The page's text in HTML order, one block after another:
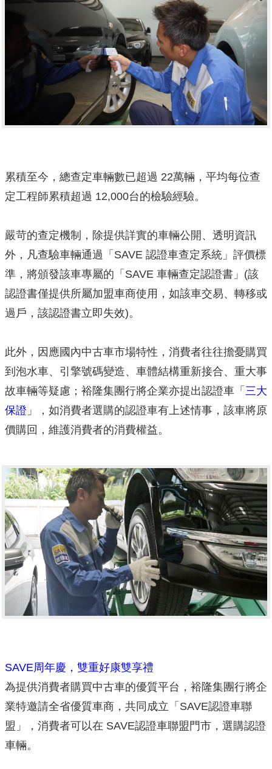
累積至今，總查定車輛數已超過 22萬輛，平均每位查
定工程師累積超過 12,000台的檢驗經驗。
嚴苛的查定機制，除提供詳實的車輛公開、透明資訊
外，凡查驗車輛通過「SAVE 認證車查定系統」評價標
準，將頒發該車專屬的「SAVE 車輛查定認證書」(該
認證書僅提供所屬加盟車商使用，如該車交易、轉移或
過戶，該認證書立即失效)。
此外，因應國內中古車市場特性，消費者往往擔憂購買
到泡水車、引擎號碼變造、車體結構重新接合、重大事
故車輛等疑慮；裕隆集團行將企業亦提出認證車「 三大
保證 」，如消費者選購的認證車有上述情事，該車將原
價購回，維護消費者的消費權益。
SAVE周年慶，雙重好康雙享禮
為提供消費者購買中古車的優質平台，裕隆集團行將企
業特邀請全省優質車商，共同成立「SAVE認證車聯
盟」，消費者可以在 SAVE認證車聯盟門市，選購認證
車輛。